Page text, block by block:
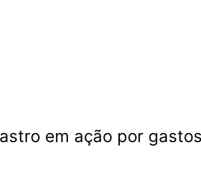
em ação por